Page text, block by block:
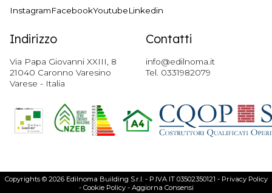
InstagramFacebookYoutubeLinkedin
Indirizzo
Via Papa Giovanni XXIII, 8
21040 Caronno Varesino
Varese - Italia
Contatti
info@edilnoma.it
Tel. 0331982079
Copyrights © 2026 Edilnoma Building S.r.l. - P.IVA IT 03502350121 - Privacy Policy
- Cookie Policy- Aggiorna Consensi